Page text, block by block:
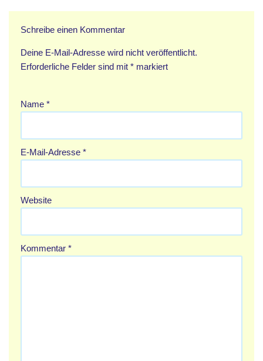
Schreibe einen Kommentar
Deine E-Mail-Adresse wird nicht veröffentlicht.
Erforderliche Felder sind mit * markiert
Name *
E-Mail-Adresse *
Website
Kommentar *